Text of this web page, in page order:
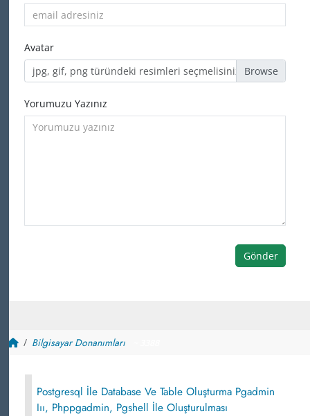
Avatar
jpg, gif, png türündeki resimleri seçmelisiniz
Yorumuzu Yazınız
Gönder
Bilgisayar Donanımları
Postgresql İle Database Ve Table Oluşturma Pgadmin
Iıı, Phppgadmin, Pgshell İle Oluşturulması